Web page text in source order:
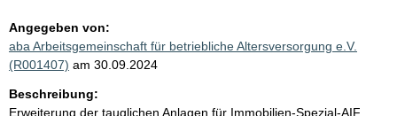
Angegeben von:
aba Arbeitsgemeinschaft für betriebliche Altersversorgung e.V.
(R001407) am 30.09.2024
Beschreibung:
Erweiterung der tauglichen Anlagen für Immobilien-Spezial-AIF